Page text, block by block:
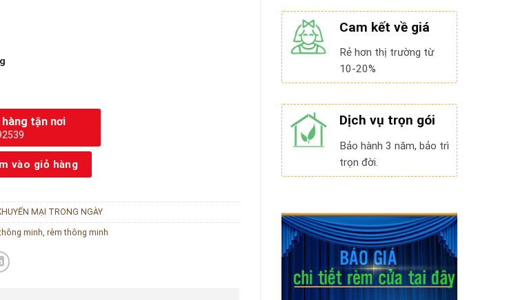
Cam kết về giá
Rẻ hơn thị trường từ
10-20%
Dịch vụ trọn gói
Bảo hành 3 năm, bảo trì
trọn đời.
tận nơi
số lượng
vào giỏ hàng
MẠI TRONG NGÀY
minh rèm thông minh